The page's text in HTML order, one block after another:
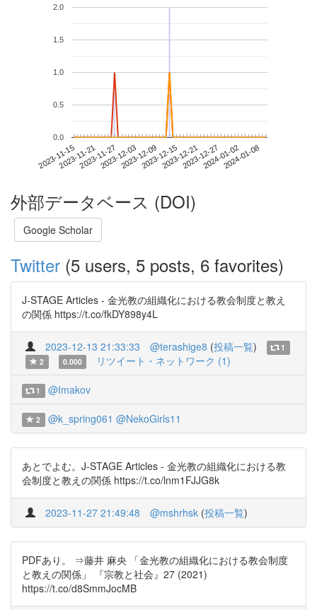
2023-11-152023-11-212023-11-272023-12-032023-12-092023-12-152023-12-212023-12-272024-01-022024-01-08
0.0
0.5
1.0
1.5
2.0
外部データベース (DOI)
Google Scholar
Twitter (5 users, 5 posts, 6 favorites)
J-STAGE Articles - 金光教の組織化における教会制度と教え
の関係 https://t.co/fkDY898y4L
2023-12-13 21:33:33 @terashige8 (投稿一覧)
1
2
0.000 リツイート・ネットワーク (1)
1 @Imakov
2 @k_spring061 @NekoGirls11
あとでよむ。J-STAGE Articles - 金光教の組織化における教
会制度と教えの関係 https://t.co/lnm1FJJG8k
2023-11-27 21:49:48 @mshrhsk (投稿一覧)
PDFあり。 ⇒藤井 麻央 「金光教の組織化における教会制度
と教えの関係」 『宗教と社会』27 (2021)
https://t.co/d8SmmJocMB